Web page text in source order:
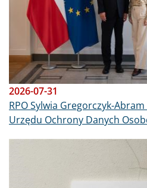
2026-07-31
RPO Sylwia Gregorczyk-
Urzędu Ochrony Danych